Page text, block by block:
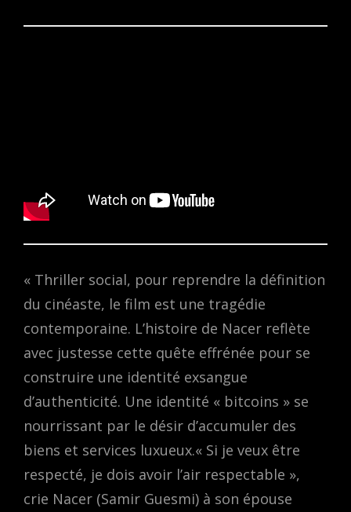
« Thriller social, pour reprendre la définition
du cinéaste, le film est une tragédie
contemporaine. L’histoire de Nacer reflète
avec justesse cette quête effrénée pour se
construire une identité exsangue
d’authenticité. Une identité « bitcoins » se
nourrissant par le désir d’accumuler des
biens et services luxueux.« Si je veux être
respecté, je dois avoir l’air respectable »,
crie Nacer (Samir Guesmi) à son épouse